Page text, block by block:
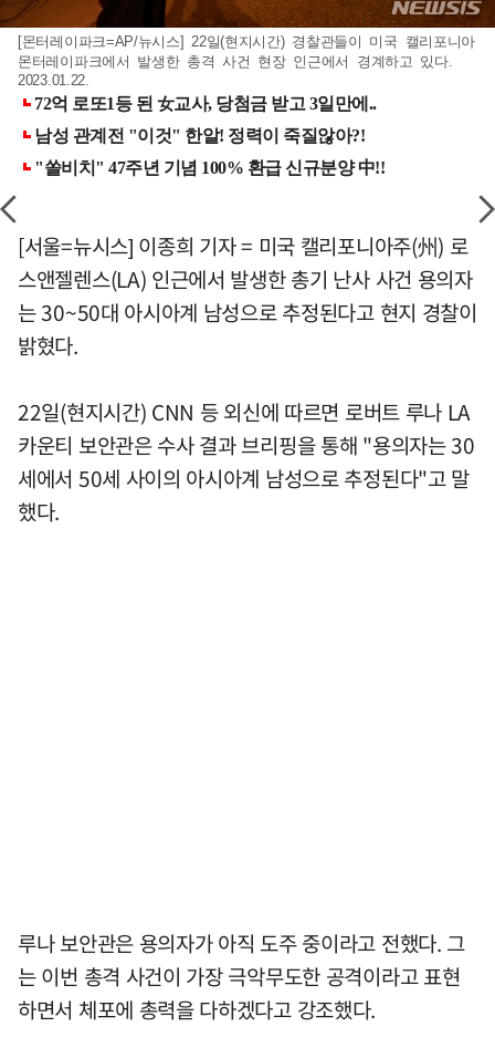
[몬터레이파크=AP/뉴시스] 22일(현지시간) 경찰관들이 미국 캘리포니아
몬터레이파크에서 발생한 총격 사건 현장 인근에서 경계하고 있다.
2023.01.22.
[서울=뉴시스] 이종희 기자 = 미국 캘리포니아주(州) 로
스앤젤렌스(LA) 인근에서 발생한 총기 난사 사건 용의자
는 30~50대 아시아계 남성으로 추정된다고 현지 경찰이
밝혔다.
22일(현지시간) CNN 등 외신에 따르면 로버트 루나 LA
카운티 보안관은 수사 결과 브리핑을 통해 "용의자는 30
세에서 50세 사이의 아시아계 남성으로 추정된다"고 말
했다.
루나 보안관은 용의자가 아직 도주 중이라고 전했다. 그
는 이번 총격 사건이 가장 극악무도한 공격이라고 표현
하면서 체포에 총력을 다하겠다고 강조했다.